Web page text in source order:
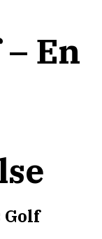
En
Golf